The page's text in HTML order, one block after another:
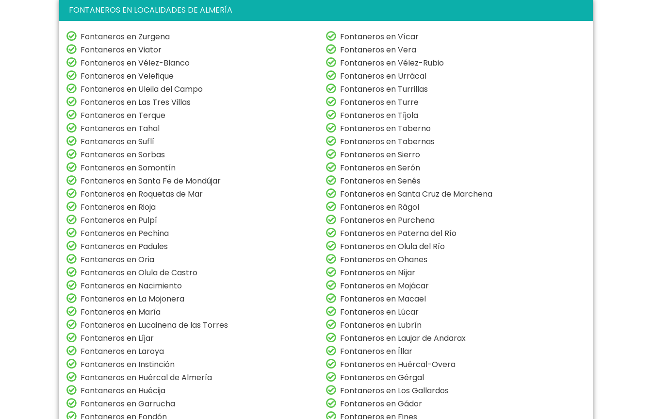
FONTANEROS EN LOCALIDADES DE ALMERÍA
Fontaneros en Zurgena
Fontaneros en Vícar
Fontaneros en Viator
Fontaneros en Vera
Fontaneros en Vélez-Blanco
Fontaneros en Vélez-Rubio
Fontaneros en Velefique
Fontaneros en Urrácal
Fontaneros en Uleila del Campo
Fontaneros en Turrillas
Fontaneros en Las Tres Villas
Fontaneros en Turre
Fontaneros en Terque
Fontaneros en Tíjola
Fontaneros en Tahal
Fontaneros en Taberno
Fontaneros en Suflí
Fontaneros en Tabernas
Fontaneros en Sorbas
Fontaneros en Sierro
Fontaneros en Somontín
Fontaneros en Serón
Fontaneros en Santa Fe de Mondújar
Fontaneros en Senés
Fontaneros en Roquetas de Mar
Fontaneros en Santa Cruz de Marchena
Fontaneros en Rioja
Fontaneros en Rágol
Fontaneros en Pulpí
Fontaneros en Purchena
Fontaneros en Pechina
Fontaneros en Paterna del Río
Fontaneros en Padules
Fontaneros en Olula del Río
Fontaneros en Oria
Fontaneros en Ohanes
Fontaneros en Olula de Castro
Fontaneros en Níjar
Fontaneros en Nacimiento
Fontaneros en Mojácar
Fontaneros en La Mojonera
Fontaneros en Macael
Fontaneros en María
Fontaneros en Lúcar
Fontaneros en Lucainena de las Torres
Fontaneros en Lubrín
Fontaneros en Líjar
Fontaneros en Laujar de Andarax
Fontaneros en Laroya
Fontaneros en Íllar
Fontaneros en Instinción
Fontaneros en Huércal-Overa
Fontaneros en Huércal de Almería
Fontaneros en Gérgal
Fontaneros en Huécija
Fontaneros en Los Gallardos
Fontaneros en Garrucha
Fontaneros en Gádor
Fontaneros en Fondón
Fontaneros en Fines